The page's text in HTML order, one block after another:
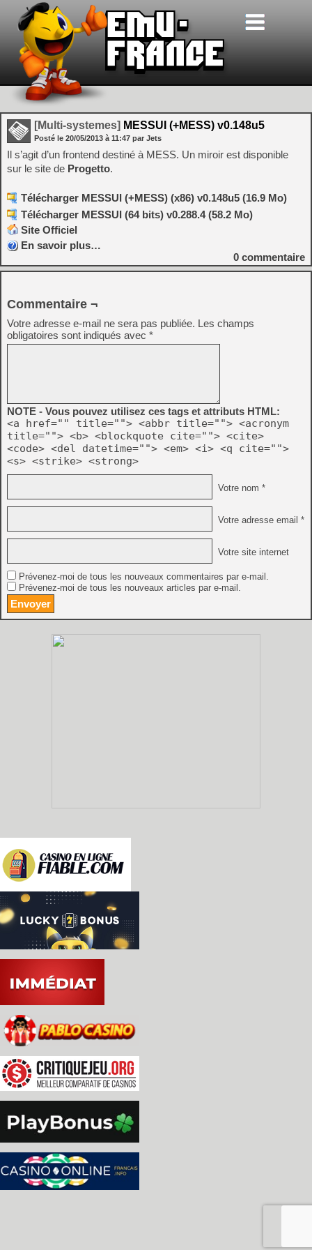
[Multi-systemes] MESSUI (+MESS) v0.148u5
Posté le 20/05/2013 à 11:47 par Jets
Il s’agit d’un frontend destiné à MESS. Un miroir est disponible
sur le site de Progetto.
Télécharger MESSUI (+MESS) (x86) v0.148u5 (16.9 Mo)
Télécharger MESSUI (64 bits) v0.288.4 (58.2 Mo)
Site Officiel
En savoir plus…
0 commentaire
Commentaire ¬
Votre adresse e-mail ne sera pas publiée. Les champs
obligatoires sont indiqués avec *
NOTE - Vous pouvez utilisez ces tags et attributs HTML:
<a href="" title=""> <abbr title=""> <acronym
title=""> <b> <blockquote cite=""> <cite>
<code> <del datetime=""> <em> <i> <q cite="">
<s> <strike> <strong>
Votre nom *
Votre adresse email *
Votre site internet
Prévenez-moi de tous les nouveaux commentaires par e-mail.
Prévenez-moi de tous les nouveaux articles par e-mail.